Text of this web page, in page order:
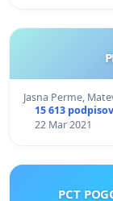
Jasna Perme,
15 613 podpisov
22 Mar 2021
PCT